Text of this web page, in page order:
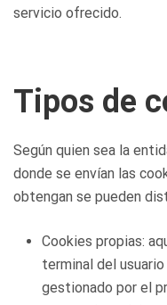
servicio ofrecido.
Tipos de
Según quien sea la
donde se envían las
obtengan se pueden
Cookies propias:
terminal del
gestionado por el